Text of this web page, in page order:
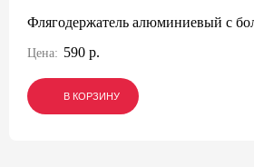
Флягодержатель алюминиевый с
Цена: 590 р.
В КОРЗИНУ
В КОРЗИНУ
В КОРЗИНУ